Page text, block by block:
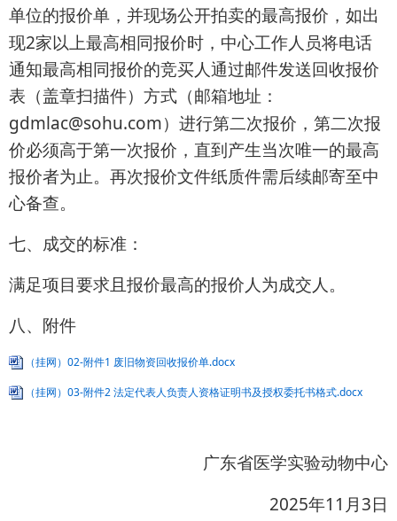
单位的报价单，并现场公开拍卖的最高报价，如出
现2家以上最高相同报价时，中心工作人员将电话
通知最高相同报价的竞买人通过邮件发送回收报价
表（盖章扫描件）方式（邮箱地址：
gdmlac@sohu.com）进行第二次报价，第二次报
价必须高于第一次报价，直到产生当次唯一的最高
报价者为止。再次报价文件纸质件需后续邮寄至中
心备查。
七、成交的标准：
满足项目要求且报价最高的报价人为成交人。
八、附件
（挂网）02-附件1 废旧物资回收报价单.docx
（挂网）03-附件2 法定代表人负责人资格证明书及授权委托书格式.docx
广东省医学实验动物中心
2025年11 月 3 日